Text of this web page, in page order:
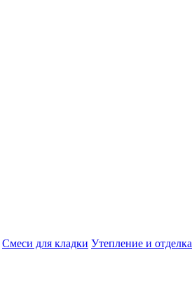
Смеси для кладки Утепление и отделка